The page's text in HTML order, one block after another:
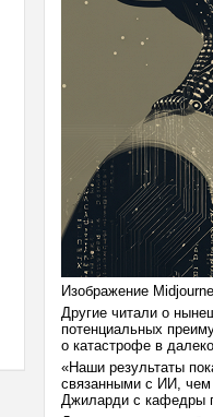
Изображение
Другие читали о
потенциальных
о катастрофе в
«Наши результаты
связанными с ИИ,
Джиларди с кафедры